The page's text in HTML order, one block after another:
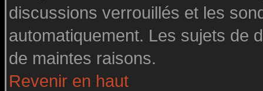
discussions verrouillés et les
automatiquement. Les sujets de
de maintes raisons.
Revenir en haut